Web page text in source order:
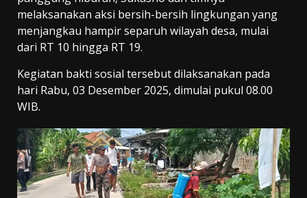
melaksanakan aksi bersih-bersih lingkungan yang
menjangkau hampir separuh wilayah desa, mulai
dari RT 10 hingga RT 19.
Kegiatan bakti sosial tersebut dilaksanakan pada
hari Rabu, 03 Desember 2025, dimulai pukul 08.00
WIB.